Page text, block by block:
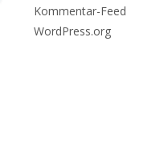
Kommentar-Feed
WordPress.org